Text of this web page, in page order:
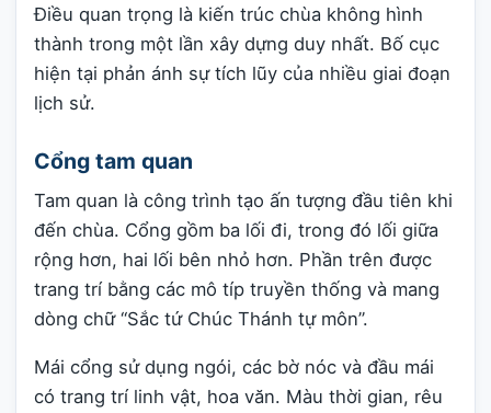
Điều quan trọng là kiến trúc chùa không hình
thành trong một lần xây dựng duy nhất. Bố cục
hiện tại phản ánh sự tích lũy của nhiều giai đoạn
lịch sử.
Cổng tam quan
Tam quan là công trình tạo ấn tượng đầu tiên khi
đến chùa. Cổng gồm ba lối đi, trong đó lối giữa
rộng hơn, hai lối bên nhỏ hơn. Phần trên được
trang trí bằng các mô típ truyền thống và mang
dòng chữ “Sắc tứ Chúc Thánh tự môn”.
Mái cổng sử dụng ngói, các bờ nóc và đầu mái
có trang trí linh vật, hoa văn. Màu thời gian, rêu